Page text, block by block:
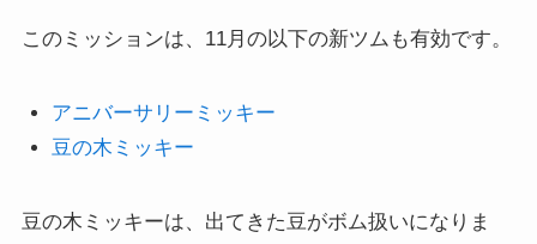
このミッションは、11月の以下の新ツムも有効です。
アニバーサリーミッキー
豆の木ミッキー
豆の木ミッキーは、出てきた豆がボム扱いになりま